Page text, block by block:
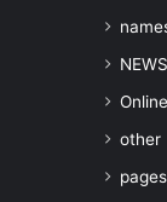
NEWS
other
pages